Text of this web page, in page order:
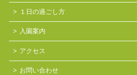
１日の過ごし方
入園案内
アクセス
お問い合わせ